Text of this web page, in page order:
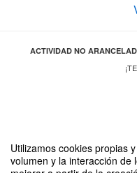
Utilizamos cookies propias
volumen y la interacción de
ACTIVIDAD NO